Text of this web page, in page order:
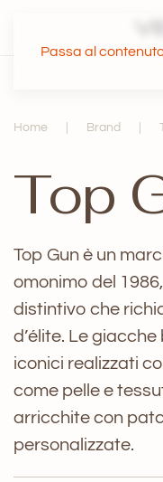
Passa al
Home Brand
Top
Top Gun è un
omonimo del
distintivo che
d’élite. Le
iconici realizzati
come pelle e
arricchite con
personalizzate.